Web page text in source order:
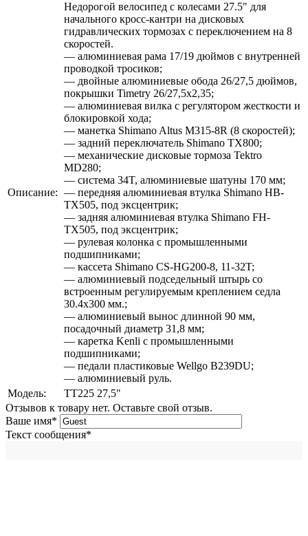
Описание:
Недорогой велосипед с колесами 27.5" для
начального кросс-кантри на дисковых
гидравлических тормозах с переключением на 8
скоростей.
— алюминиевая рама 17/19 дюймов с внутренней
проводкой тросиков;
— двойные алюминиевые обода 26/27,5 дюймов,
покрышки Timetry 26/27,5х2,35;
— алюминиевая вилка с регулятором жесткости и
блокировкой хода;
— манетка Shimano Altus M315-8R (8 скоростей);
— задний переключатель Shimano TX800;
— механические дисковые тормоза Tektro
MD280;
— система 34T, алюминиевые шатуны 170 мм;
— передняя алюминиевая втулка Shimano HB-
TX505, под эксцентрик;
— задняя алюминиевая втулка Shimano FH-
TX505, под эксцентрик;
— рулевая колонка с промышленными
подшипниками;
— кассета Shimano CS-HG200-8, 11-32T;
— алюминиевый подседельный штырь со
встроенным регулируемым креплением седла
30.4х300 мм.;
— алюминиевый вынос длинной 90 мм,
посадочный диаметр 31,8 мм;
— каретка Kenli с промышленными
подшипниками;
— педали пластиковые Wellgo B239DU;
— алюминиевый руль.
Модель:
TT225 27,5"
Отзывов к товару нет. Оставьте свой отзыв.
Ваше имя*
Текст сообщения*